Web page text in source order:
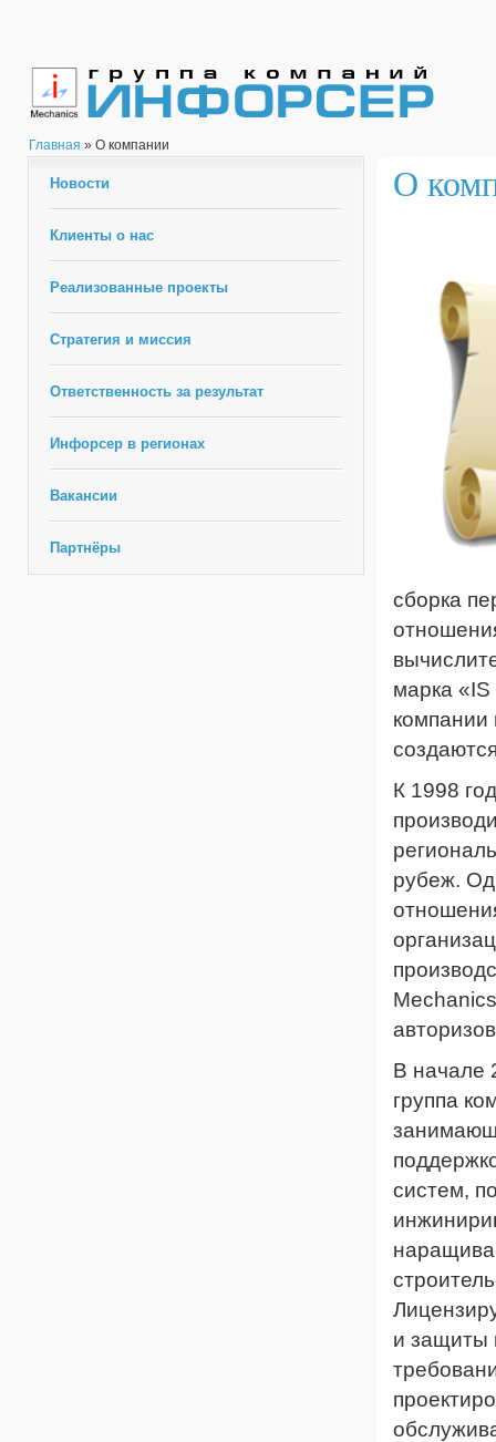
Главная » О компании
Новости
Клиенты о нас
Реализованные проекты
Стратегия и миссия
Ответственность за результат
Инфорсер в регионах
Вакансии
Партнёры
О
сборка
марка «IS
компании
К 1998
рубеж.
В начале
группа
систем,
и защиты